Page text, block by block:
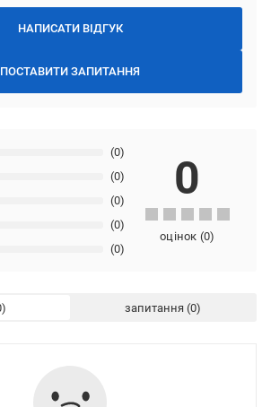
НАПИСАТИ ВІДГУК
ПОСТАВИТИ ЗАПИТАННЯ
(0)
(0)
(0)
(0)
(0)
0
оцінок (0)
запитання